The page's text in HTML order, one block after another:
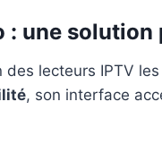
: une
des lecteurs IPTV
, son interface